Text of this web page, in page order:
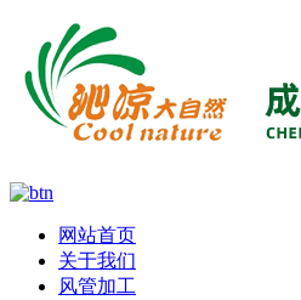
网站首页
关于我们
风管加工